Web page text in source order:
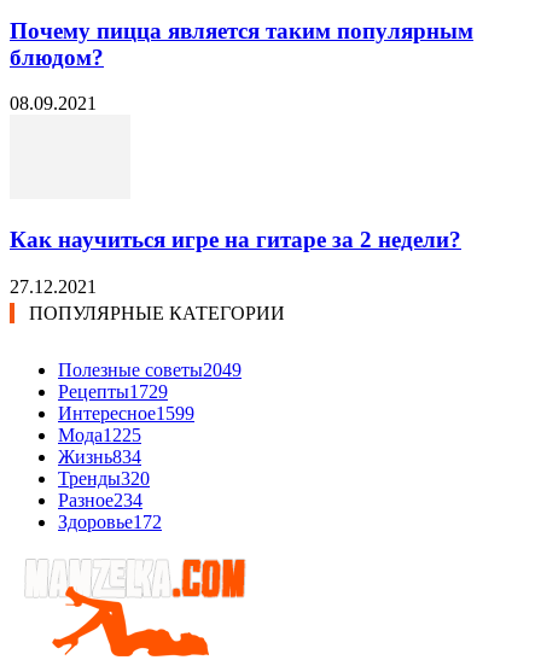
Почему пицца является таким популярным
блюдом?
08.09.2021
Как научиться игре на гитаре за 2 недели?
27.12.2021
ПОПУЛЯРНЫЕ КАТЕГОРИИ
Полезные советы2049
Рецепты1729
Интересное1599
Мода1225
Жизнь834
Тренды320
Разное234
Здоровье172